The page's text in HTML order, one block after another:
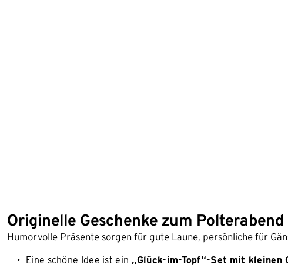
Originelle Geschenke zum Polterabend
Humorvolle Präsente sorgen für gute Laune, persönliche für
Eine schöne Idee ist ein „Glück-im-Topf“-Set mit kleinen